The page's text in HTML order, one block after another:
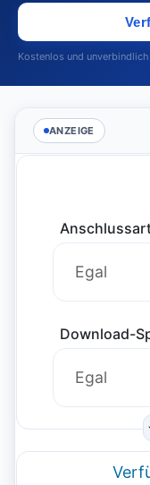
Kostenlos und unverbindlich.
ANZEIGE